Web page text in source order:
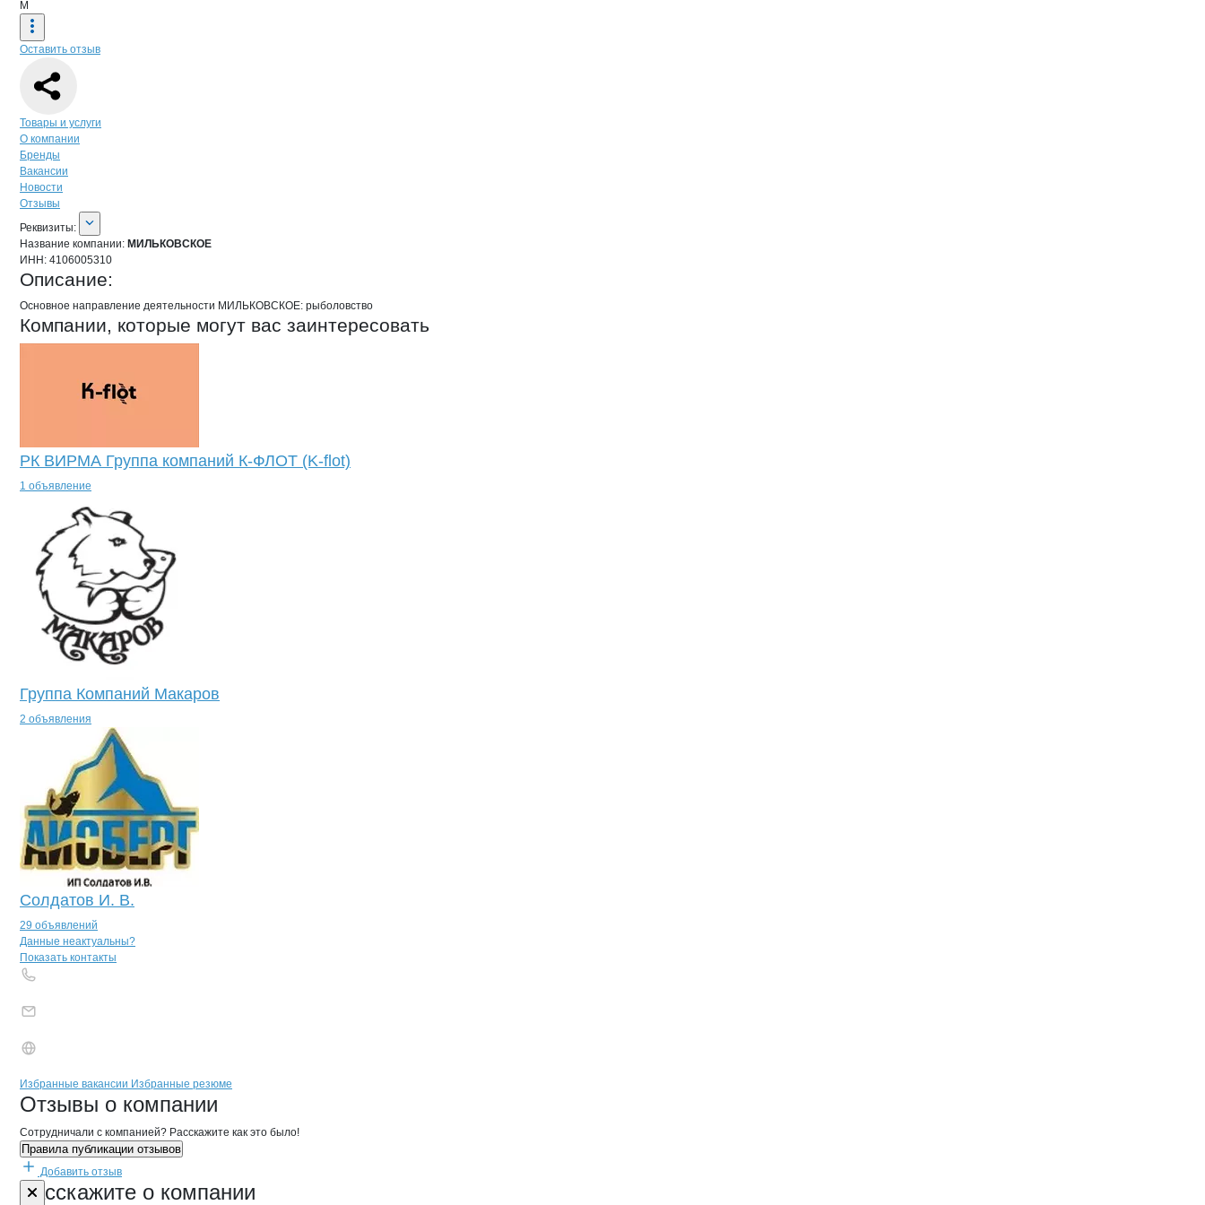
М
Оставить отзыв
Навигация по странице
Товары и услуги
О компании
Бренды
Вакансии
Новости
Отзывы
О компании
Реквизиты
Реквизиты:
Название компании: МИЛЬКОВСКОЕ
ИНН: 4106005310
Описание:
Основное направление деятельности МИЛЬКОВСКОЕ: рыболовство
Компании, которые могут вас заинтересовать
РК ВИРМА Группа компаний К-ФЛОТ (K-flot)
1 объявление
Группа Компаний Макаров
2 объявления
Солдатов И. В.
29 объявлений
Контактыкомпании
+7(800)000-00-..
Данные неактуальны?
Показать контакты
Брендыкомпани МИЛЬКОВСКОЕ
Вакансии вМИЛЬКОВСКОЕ
Избранные вакансии Избранные резюме
Новости oМИЛЬКОВСКОЕ, ООО
Отзывы о компании
Сотрудничали с компанией? Расскажите как это было!
Правила публикации отзывов
Добавить отзыв
Расскажите о компании
Форма обратной связи о неточностях на странице